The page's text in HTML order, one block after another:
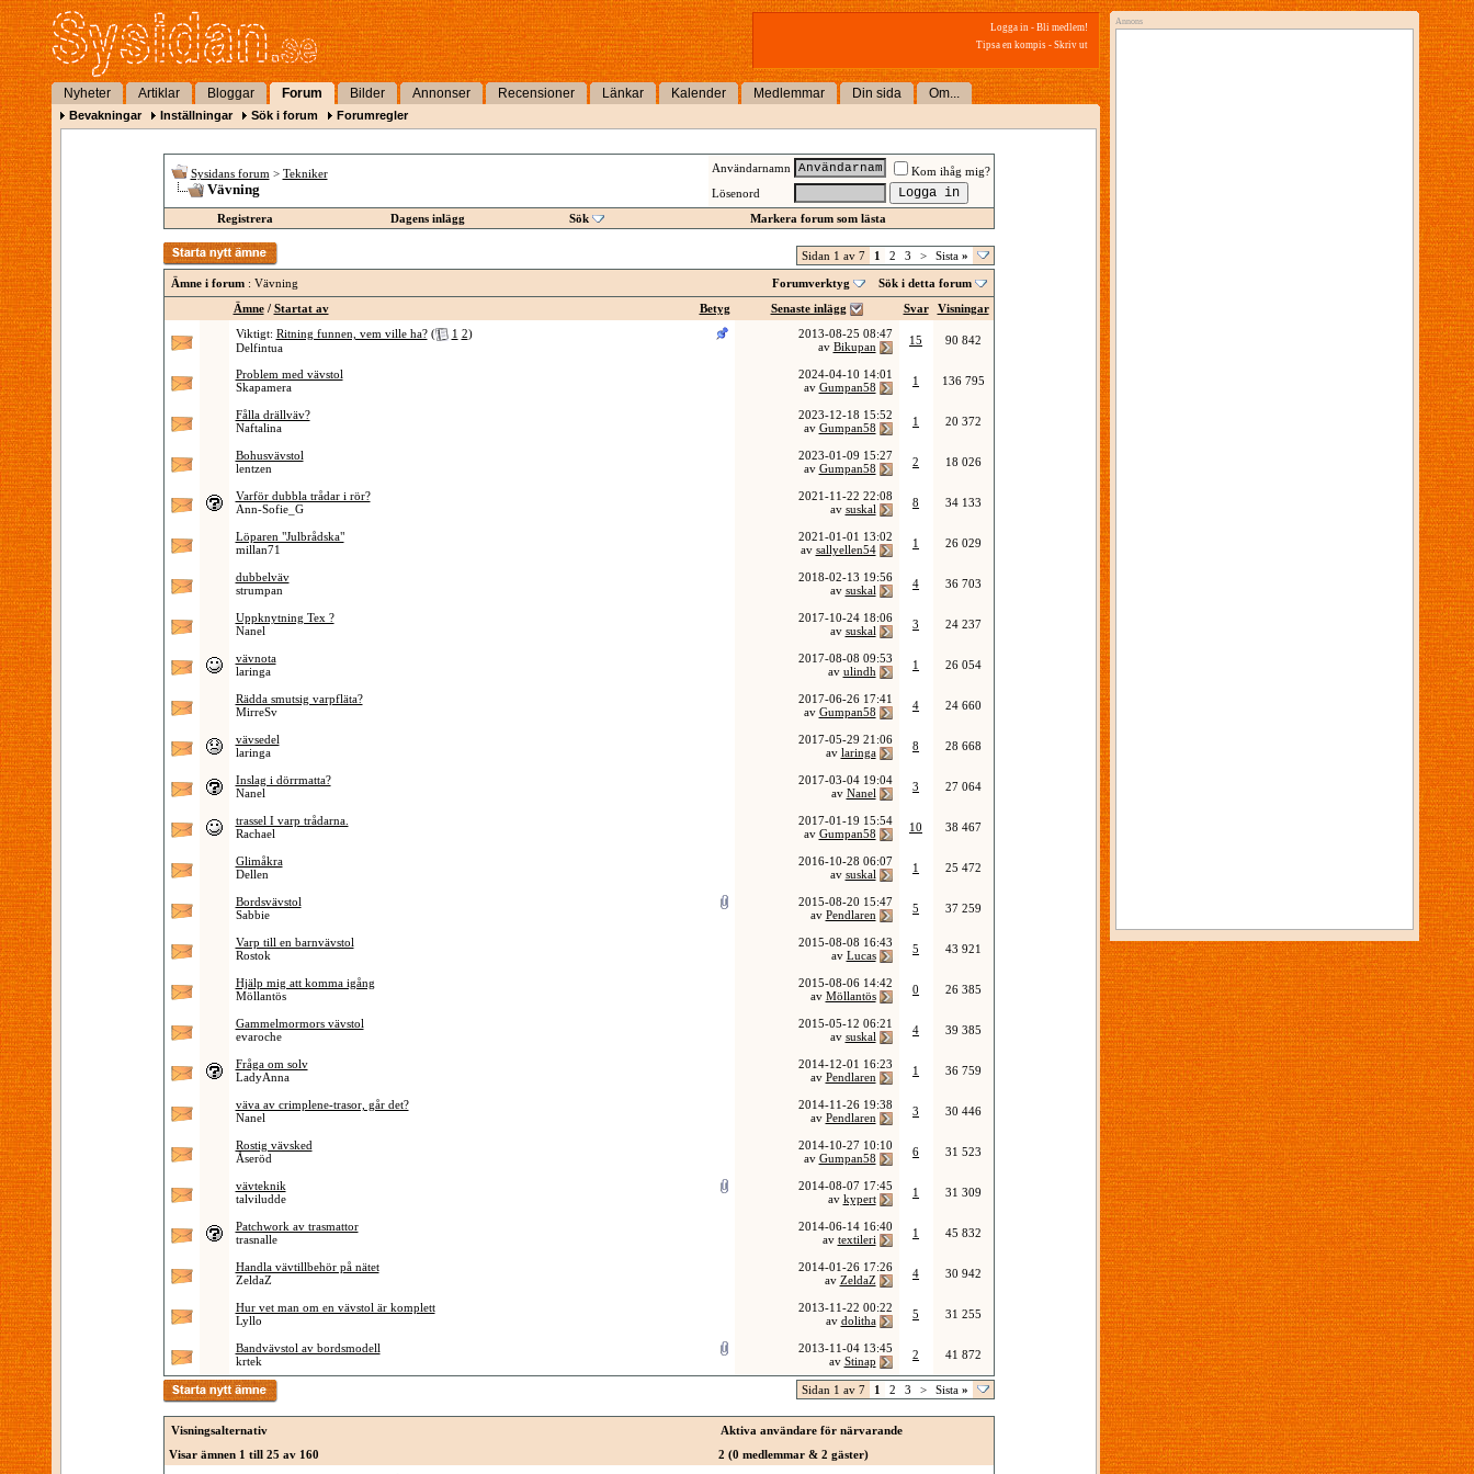
Logga in - Bli medlem!
Tipsa en kompis - Skriv ut
Nyheter Artiklar Bloggar Forum Bilder Annonser Recensioner Länkar Kalender Medlemmar Din sida Om...
Bevakningar Inställningar Sök i forum Forumregler
Sysidans forum > Tekniker
Vävning
Användarnamn
Kom ihåg mig?
Lösenord
Registrera
Dagens inlägg Sök Markera forum som lästa
Sidan 1 av 7 1 2 3 > Sista »
Ämne i forum: Vävning Forumverktyg
Sök i detta forum
Betyg
Ämne/ Startat av Senaste inlägg Svar
Visningar
Viktigt: Ritning funnen, vem ville ha? ( 1 2)
Delfintua
2013-08-25 08:47
av Bikupan 15 90 842
Problem med vävstol
Skapamera
2024-04-10 14:01
av Gumpan58 1 136 795
Fålla drällväv?
Naftalina
2023-12-18 15:52
av Gumpan58 1 20 372
Bohusvävstol
lentzen
2023-01-09 15:27
av Gumpan58 2 18 026
Varför dubbla trådar i rör?
Ann-Sofie_G
2021-11-22 22:08
av suskal 8 34 133
Löparen "Julbrådska"
millan71
2021-01-01 13:02
av sallyellen54 1 26 029
dubbelväv
strumpan
2018-02-13 19:56
av suskal 4 36 703
Uppknytning Tex ?
Nanel
2017-10-24 18:06
av suskal 3 24 237
vävnota
laringa
2017-08-08 09:53
av ulindh 1 26 054
Rädda smutsig varpfläta?
MirreSv
2017-06-26 17:41
av Gumpan58 4 24 660
vävsedel
laringa
2017-05-29 21:06
av laringa 8 28 668
Inslag i dörrmatta?
Nanel
2017-03-04 19:04
av Nanel 3 27 064
trassel I varp trådarna.
Rachael
2017-01-19 15:54
av Gumpan58 10 38 467
Glimåkra
Dellen
2016-10-28 06:07
av suskal 1 25 472
Bordsvävstol
Sabbie
2015-08-20 15:47
av Pendlaren 5 37 259
Varp till en barnvävstol
Rostok
2015-08-08 16:43
av Lucas 5 43 921
Hjälp mig att komma igång
Möllantös
2015-08-06 14:42
av Möllantös 0 26 385
Gammelmormors vävstol
evaroche
2015-05-12 06:21
av suskal 4 39 385
Fråga om solv
LadyAnna
2014-12-01 16:23
av Pendlaren 1 36 759
väva av crimplene-trasor, går det?
Nanel
2014-11-26 19:38
av Pendlaren 3 30 446
Rostig vävsked
Åseröd
2014-10-27 10:10
av Gumpan58 6 31 523
vävteknik
talviludde
2014-08-07 17:45
av kypert 1 31 309
Patchwork av trasmattor
trasnalle
2014-06-14 16:40
av textileri 1 45 832
Handla vävtillbehör på nätet
ZeldaZ
2014-01-26 17:26
av ZeldaZ 4 30 942
Hur vet man om en vävstol är komplett
Lyllo
2013-11-22 00:22
av dolitha 5 31 255
Bandvävstol av bordsmodell
krtek
2013-11-04 13:45
av Stinap 2 41 872
Sidan 1 av 7 1 2 3 > Sista »
Visningsalternativ
Aktiva användare för närvarande
Visar ämnen 1 till 25 av 160
2 (0 medlemmar & 2 gäster)
Annons